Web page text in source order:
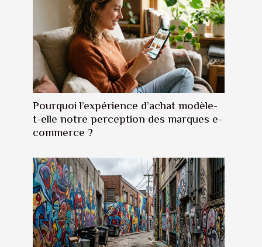
Pourquoi l’expérience d’achat modèle-
t-elle notre perception des marques e-
commerce ?